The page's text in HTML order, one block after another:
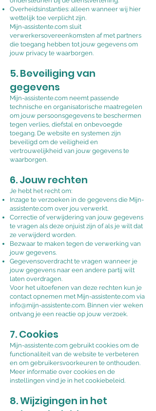
Overheidsinstanties: alleen wanneer wij hier
wettelijk toe verplicht zijn.
Mijn-assistente.com sluit
verwerkersovereenkomsten af met partners
die toegang hebben tot jouw gegevens om
jouw privacy te waarborgen.
5. Beveiliging van
gegevens
Mijn-assistente.com neemt passende
technische en organisatorische maatregelen
om jouw persoonsgegevens te beschermen
tegen verlies, diefstal en onbevoegde
toegang. De website en systemen zijn
beveiligd om de veiligheid en
vertrouwelijkheid van jouw gegevens te
waarborgen.
6. Jouw rechten
Je hebt het recht om:
Inzage te verzoeken in de gegevens die Mijn-
assistente.com over jou verwerkt.
Correctie of verwijdering van jouw gegevens
te vragen als deze onjuist zijn of als je wilt dat
ze verwijderd worden.
Bezwaar te maken tegen de verwerking van
jouw gegevens.
Gegevensoverdracht te vragen wanneer je
jouw gegevens naar een andere partij wilt
laten overdragen.
Voor het uitoefenen van deze rechten kun je
contact opnemen met Mijn-assistente.com via
info@mijn-assistente.com. Binnen vier weken
ontvang je een reactie op jouw verzoek.
7. Cookies
Mijn-assistente.com gebruikt cookies om de
functionaliteit van de website te verbeteren
en om gebruikersvoorkeuren te onthouden.
Meer informatie over cookies en de
instellingen vind je in het cookiebeleid.
8. Wijzigingen in het